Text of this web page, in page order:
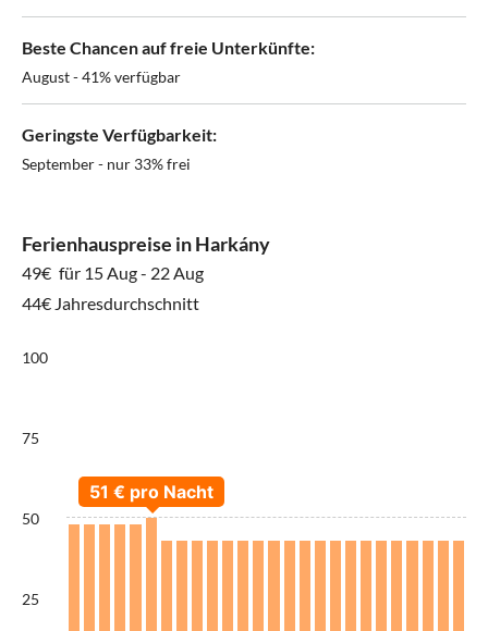
Beste Chancen auf freie Unterkünfte:
August - 41% verfügbar
Geringste Verfügbarkeit:
September - nur 33% frei
Ferienhauspreise in Harkány
49€ für 15 Aug - 22 Aug
44€ Jahresdurchschnitt
100
75
50
25